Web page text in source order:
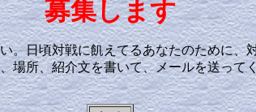
募集します
日頃対戦に飢えてるあなたのために、
所、紹介文を書いて、メールを送って